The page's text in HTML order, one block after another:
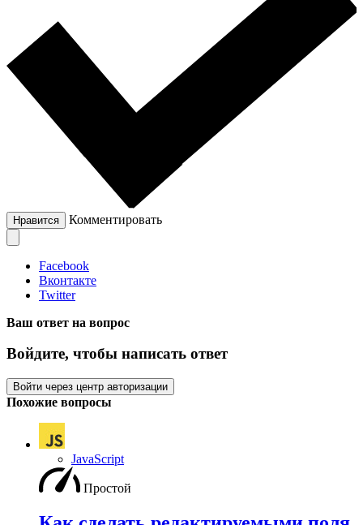
Нравится Комментировать
Facebook
Вконтакте
Twitter
Ваш ответ на вопрос
Войдите, чтобы написать ответ
Войти через центр авторизации
Похожие вопросы
JavaScript
Простой